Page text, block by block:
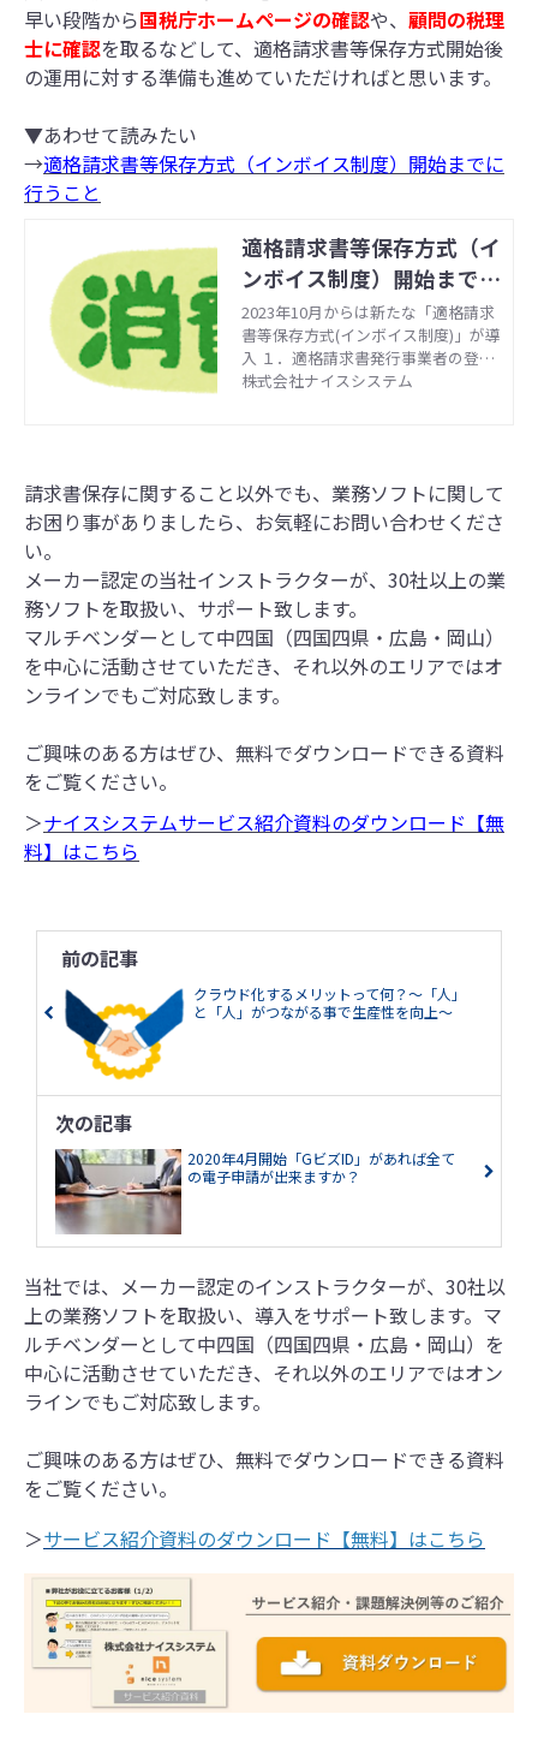
早い段階から国税庁ホームページの確認や、 顧問の税理
士に確認を取るなどして、適格請求書等保存方式開始後
の運用に対する準備も進めていただければと思います。
▼あわせて読みたい
→適格請求書等保存方式（インボイス制度）開始までに
行うこと
適格請求書等保存方式（イ
ンボイス制度）開始までに
行うこと
2023年10月からは新たな「適格請求
書等保存方式(インボイス制度)」が導
入 １．適格請求書発行事業者の登録
申請 ２．消費税額計算方法を確認す
株式会社ナイスシステム
請求書保存に関すること以外でも、業務ソフトに関して
お困り事がありましたら、お気軽にお問い合わせくださ
い。
メーカー認定の当社インストラクターが、30社以上の業
務ソフトを取扱い、サポート致します。
マルチベンダーとして中四国（四国四県・広島・岡山）
を中心に活動させていただき、それ以外のエリアではオ
ンラインでもご対応致します。
ご興味のある方はぜひ、無料でダウンロードできる資料
をご覧ください。
＞ナイスシステムサービス紹介資料のダウンロード【無
料】はこちら
前の記事
クラウド化するメリットって何？～「人」
と「人」がつながる事で生産性を向上～
次の記事
2020年4月開始「GビズID」があれば全て
の電子申請が出来ますか？
当社では、メーカー認定のインストラクターが、30社以
上の業務ソフトを取扱い、導入をサポート致します。マ
ルチベンダーとして中四国（四国四県・広島・岡山）を
中心に活動させていただき、それ以外のエリアではオン
ラインでもご対応致します。
ご興味のある方はぜひ、無料でダウンロードできる資料
をご覧ください。
＞サービス紹介資料のダウンロード【無料】はこちら